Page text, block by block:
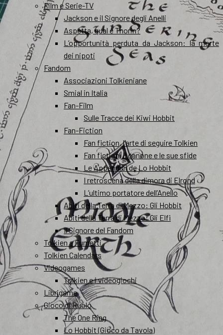
Film e Serie-TV
Jackson e il Signore degli Anelli
Aspetta, qual è Thorin?
L’opportunità perduta da Jackson: la morte
dei nipoti
Fandom
Associazioni Tolkieniane
Smial in Italia
Fan-Film
Sulle Tracce dei Kiwi Hobbit
Fan-Fiction
Fan fiction, l’arte di seguire Tolkien
Fan fiction, il canone e le sue sfide
Le Appendici de Lo Hobbit
I retroscena della dimora di Elrond
L’ultimo portatore dell’Anello
Abiti della Terra di Mezzo: Gli Hobbit
Abiti della Terra di Mezzo: Gli Elfi
Il Signore del Fandom
Tolkien a Fumetti
Tolkien Calendars
Videogames
Tolkien e i videogiochi
Librigame
Gioco di Ruolo
The One Ring
Lo Hobbit (Gioco da Tavola)